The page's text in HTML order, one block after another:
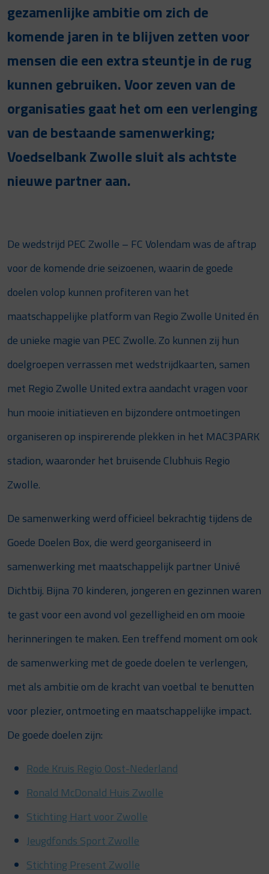
gezamenlijke ambitie om zich de
komende jaren in te blijven zetten voor
mensen die een extra steuntje in de rug
kunnen gebruiken. Voor zeven van de
organisaties gaat het om een verlenging
van de bestaande samenwerking;
Voedselbank Zwolle sluit als achtste
nieuwe partner aan.
De wedstrijd PEC Zwolle – FC Volendam was de aftrap
voor de komende drie seizoenen, waarin de goede
doelen volop kunnen profiteren van het
maatschappelijke platform van Regio Zwolle United én
de unieke magie van PEC Zwolle. Zo kunnen zij hun
doelgroepen verrassen met wedstrijdkaarten, samen
met Regio Zwolle United extra aandacht vragen voor
hun mooie initiatieven en bijzondere ontmoetingen
organiseren op inspirerende plekken in het MAC3PARK
stadion, waaronder het bruisende Clubhuis Regio
Zwolle.
De samenwerking werd officieel bekrachtig tijdens de
Goede Doelen Box, die werd georganiseerd in
samenwerking met maatschappelijk partner Univé
Dichtbij. Bijna 70 kinderen, jongeren en gezinnen waren
te gast voor een avond vol gezelligheid en om mooie
herinneringen te maken. Een treffend moment om ook
de samenwerking met de goede doelen te verlengen,
met als ambitie om de kracht van voetbal te benutten
voor plezier, ontmoeting en maatschappelijke impact.
De goede doelen zijn:
Rode Kruis Regio Oost-Nederland
Ronald McDonald Huis Zwolle
Stichting Hart voor Zwolle
Jeugdfonds Sport Zwolle
Stichting Present Zwolle